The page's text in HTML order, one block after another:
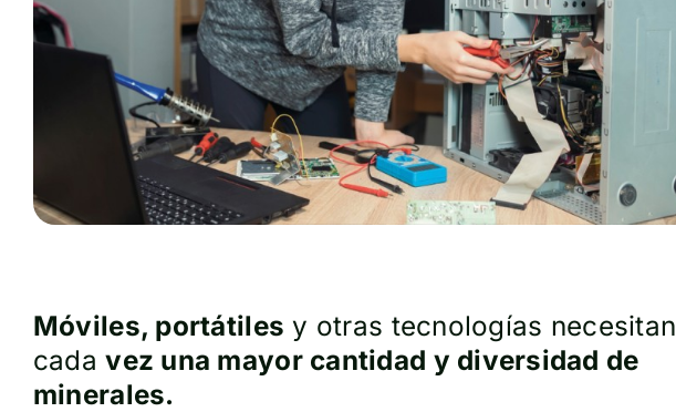
Móviles, portátiles y otras tecnologías necesitan
cadavez una mayor cantidad y diversidad de
minerales.